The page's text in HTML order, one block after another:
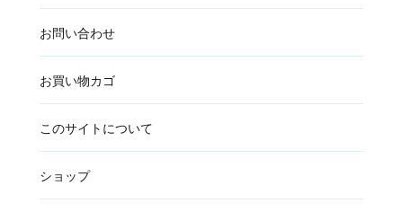
お問い合わせ
お買い物カゴ
このサイトについて
ショップ